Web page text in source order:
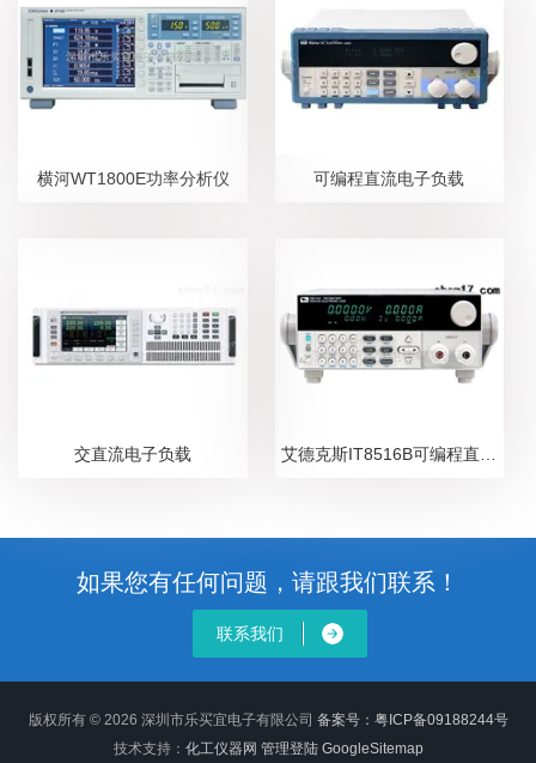
横河WT1800E功率分析仪 可编程直流电子负载
交直流电子负载
如果您有任何问题，请跟我们联系！
联系我们
版权所有 © 2026 深圳市乐买宜电子有限公司 备案号：粤ICP备09188244号
技术支持： 化工仪器网 管理登陆 GoogleSitemap